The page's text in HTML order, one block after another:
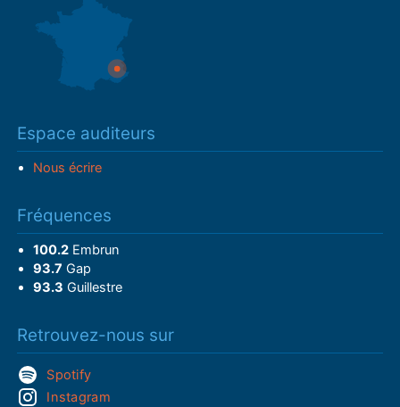
Espace auditeurs
Nous écrire
Fréquences
100.2Embrun
93.7 Gap
93.3 Guillestre
Retrouvez-nous sur
Spotify
Instagram